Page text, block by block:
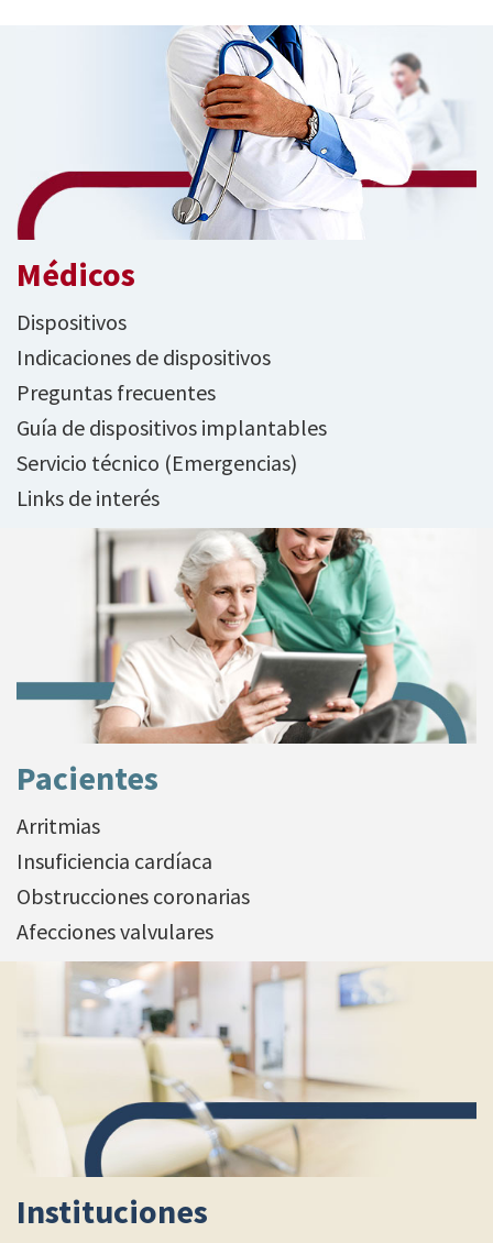
Médicos
Dispositivos
Indicaciones de dispositivos
Preguntas frecuentes
Guía de dispositivos implantables
Servicio técnico (Emergencias)
Links de interés
Pacientes
Arritmias
Insuficiencia cardíaca
Obstrucciones coronarias
Afecciones valvulares
Instituciones